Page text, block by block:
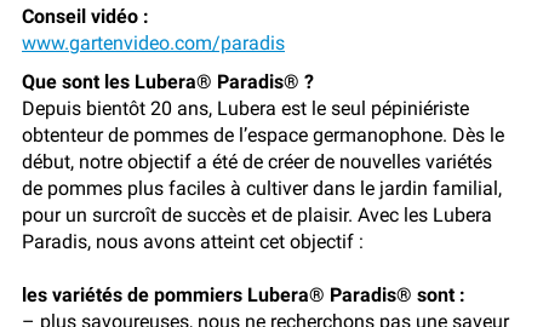
Conseil vidéo :
www.gartenvideo.com/paradis
Que sont les Lubera® Paradis® ?
Depuis bientôt 20 ans, Lubera est le seul pépiniériste
obtenteur de pommes de l’espace germanophone. Dès le
début, notre objectif a été de créer de nouvelles variétés
de pommes plus faciles à cultiver dans le jardin familial,
pour un surcroît de succès et de plaisir. Avec les Lubera
Paradis, nous avons atteint cet objectif :
les variétés de pommiers Lubera® Paradis® sont :
– plus savoureuses, nous ne recherchons pas une saveur